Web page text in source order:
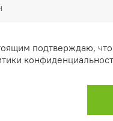
подтверждаю,